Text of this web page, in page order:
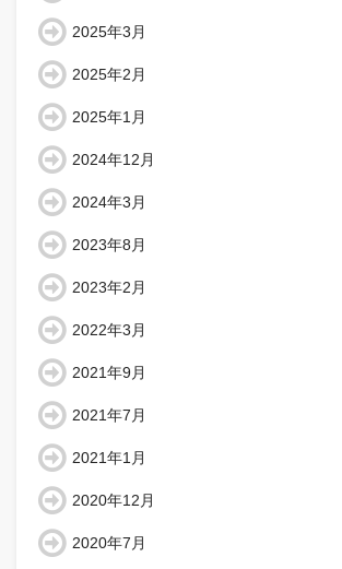
2025年3月
2025年2月
2025年1月
2024年12月
2024年3月
2023年8月
2023年2月
2022年3月
2021年9月
2021年7月
2021年1月
2020年12月
2020年7月